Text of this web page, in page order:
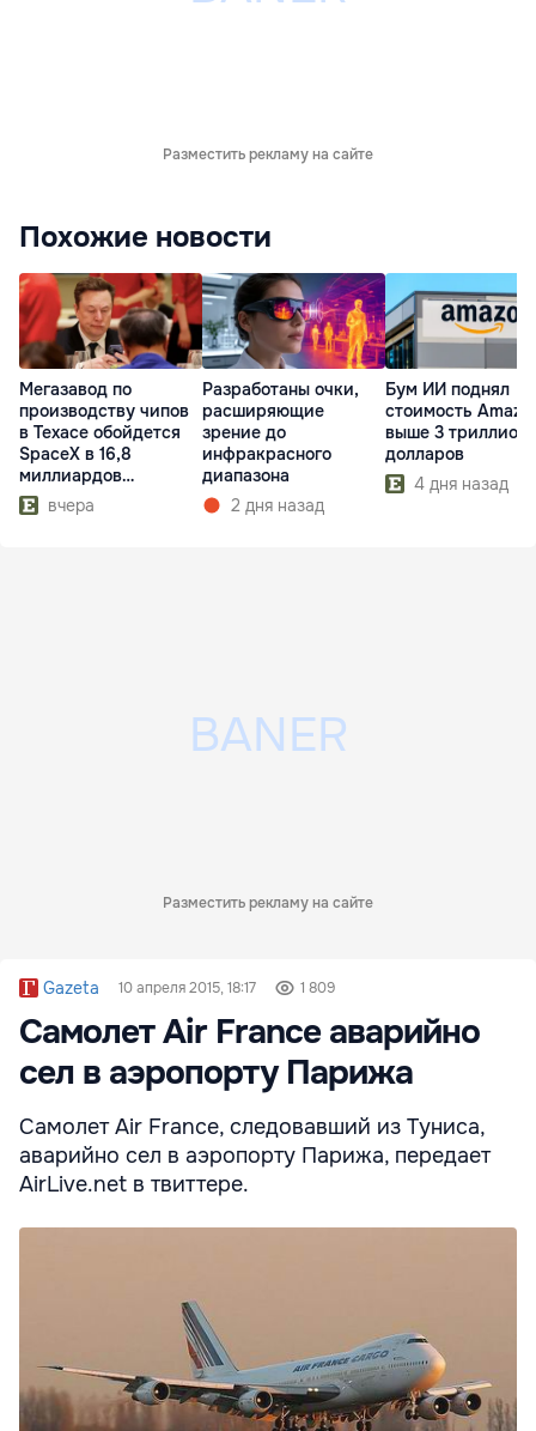
Разместить рекламу на сайте
Похожие новости
Мегазавод по
производству чипов
в Техасе обойдется
SpaceX в 16,8
миллиардов
долларов
вчера
Разработаны очки,
расширяющие
зрение до
инфракрасного
диапазона
2 дня назад
Бум ИИ поднял
стоимость
выше 3
долларов
4 дня назад
Разместить рекламу на сайте
Gazeta 10 апреля 2015, 18:17 1 809
Самолет Air France аварийно
сел в аэропорту Парижа
Самолет Air France, следовавший из Туниса,
аварийно сел в аэропорту Парижа, передает
AirLive.net в твиттере.